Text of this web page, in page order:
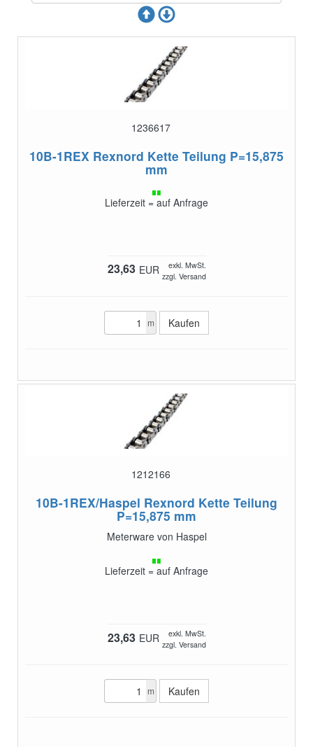
1236617
10B-1REX Rexnord Kette Teilung P=15,875
mm
Lieferzeit = auf Anfrage
23,63 EUR
exkl. MwSt.
zzgl. Versand
m
1212166
10B-1REX/Haspel Rexnord Kette Teilung
P=15,875 mm
Meterware von Haspel
Lieferzeit = auf Anfrage
23,63 EUR
exkl. MwSt.
zzgl. Versand
m